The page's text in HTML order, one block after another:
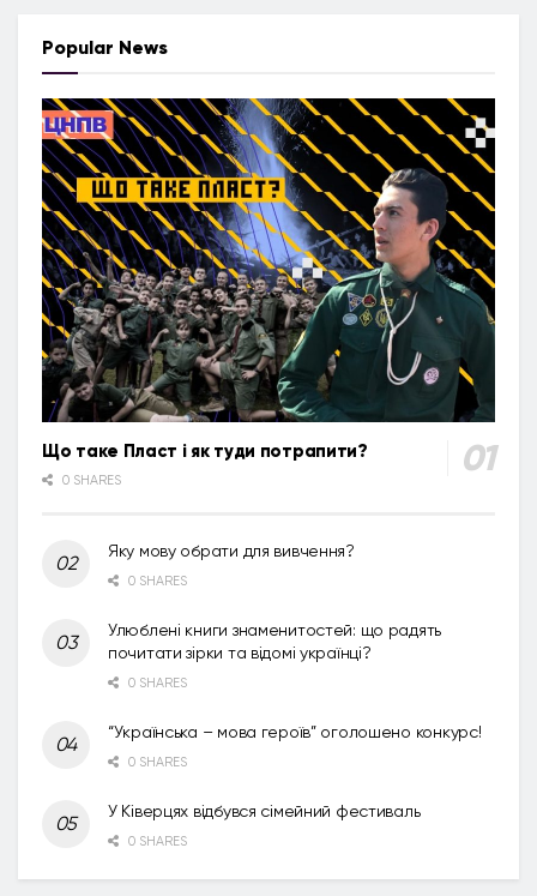
Popular News
Що таке Пласт і як туди потрапити?
0 SHARES
Яку мову обрати для вивчення?
0 SHARES
Улюблені книги знаменитостей: що радять
почитати зірки та відомі українці?
0 SHARES
“Українська – мова героїв” оголошено конкурс!
0 SHARES
У Ківерцях відбувся сімейний фестиваль
0 SHARES